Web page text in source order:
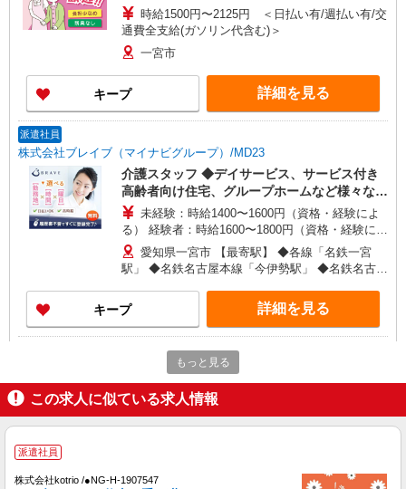
時給1500円〜2125円 ＜日払い有/週払い有/交
通費全支給(ガソリン代含む)＞
一宮市
キープ 詳細を見る
派遣社員
株式会社ブレイブ（マイナビグループ）/MD23
介護スタッフ ◆デイサービス、サービス付き
高齢者向け住宅、グループホームなど様々な勤
務先から選べます。
未経験：時給1400〜1600円（資格・経験によ
る） 経験者：時給1600〜1800円（資格・経験によ
る） ◎月収例 時給1800円×1日8時間×22日（週5
日）＝31万6800円 ◆昇給あり ◆支払い方法 ※日
払い/週払い/月払い対応も可能です。詳しくは面談
時にご相談ください。 ◆交通費：別途全額支給 ※
当社規定あり
愛知県一宮市 【最寄駅】 ◆各線「名鉄一宮
駅」 ◆名鉄名古屋本線「今伊勢駅」 ◆名鉄名古屋
ます！
キープ 詳細を見る
株式会社kotrio /●NG-H-1992531
[ 高収入 ]名鉄一宮駅近く【日収1.2万円】生活
支援員さん大募集！
時給1500円〜2125円 ＜日払い有/週払い有/交
もっと見る
この求人に似ている求人情報
派遣社員
株式会社kotrio /●NG-H-1907547